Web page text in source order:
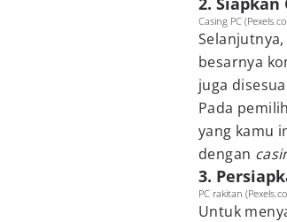
Casing PC
besarnya
juga
Pada
yang kamu
dengan
3.
PC rakitan
Untuk